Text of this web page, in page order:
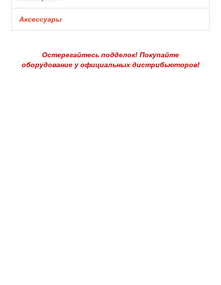
Аксессуары
Остерегайтесь подделок! Покупайте
оборудование у официальных дистрибьюторов!